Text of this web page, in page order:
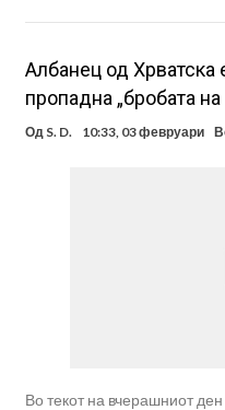
Албанец од Хрватска
пропадна „бробата на
Од S. D. 10:33, 03 февруари
Во текот на вчерашниот